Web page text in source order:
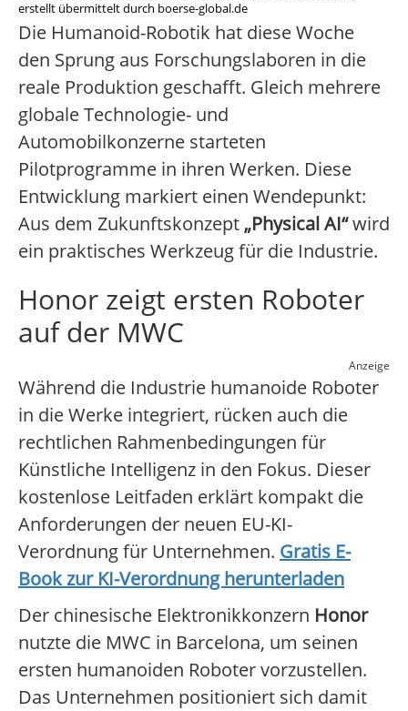
erstellt übermittelt durch boerse-global.de
Die Humanoid-Robotik hat diese Woche
den Sprung aus Forschungslaboren in die
reale Produktion geschafft. Gleich mehrere
globale Technologie- und
Automobilkonzerne starteten
Pilotprogramme in ihren Werken. Diese
Entwicklung markiert einen Wendepunkt:
Aus dem Zukunftskonzept „Physical AI“wird
ein praktisches Werkzeug für die Industrie.
Honor zeigt ersten Roboter
auf der MWC
Anzeige
Während die Industrie humanoide Roboter
in die Werke integriert, rücken auch die
rechtlichen Rahmenbedingungen für
Künstliche Intelligenz in den Fokus. Dieser
kostenlose Leitfaden erklärt kompakt die
Anforderungen der neuen EU-KI-
Verordnung für Unternehmen. Gratis E-
Book zur KI-Verordnung herunterladen
Der chinesische Elektronikkonzern Honor
nutzte die MWC in Barcelona, um seinen
ersten humanoiden Roboter vorzustellen.
Das Unternehmen positioniert sich damit